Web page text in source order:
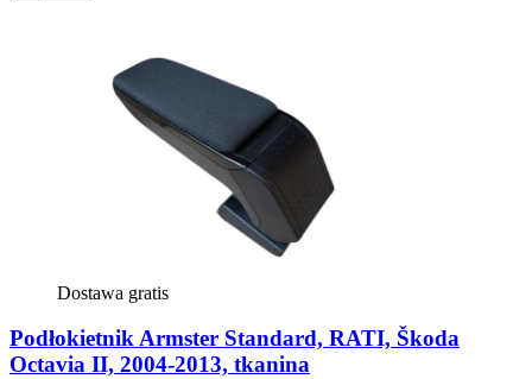
Dostawa gratis
Podłokietnik Armster Standard, RATI, Škoda
Octavia II, 2004-2013, tkanina